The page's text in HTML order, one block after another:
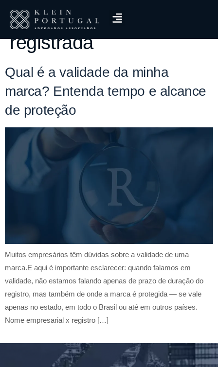
Tag:validade marca
registrada
Qual é a validade da minha
marca? Entenda tempo e alcance
de proteção
Muitos empresários têm dúvidas sobre a validade de uma
marca.E aqui é importante esclarecer: quando falamos em
validade, não estamos falando apenas de prazo de duração do
registro, mas também de onde a marca é protegida — se vale
apenas no estado, em todo o Brasil ou até em outros países.
Nome empresarial x registro […]